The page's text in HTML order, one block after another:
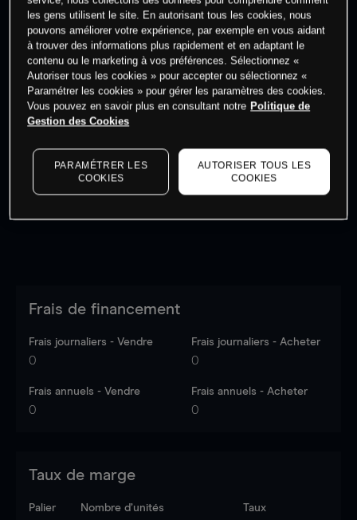
Commencez à trader
dernières données du marché.Log into see latest
market data
Frais de financement
Frais journaliers - Vendre
0
Frais journaliers - Acheter
0
Frais annuels - Vendre
0
Frais annuels - Acheter
0
Taux de marge
Palier Nombre d’unités Taux
les gens utilisent le site. En autorisant tous les cookies, nous
pouvons améliorer votre expérience, par exemple en vous aidant
à trouver des informations plus rapidement et en adaptant le
contenu ou le marketing à vos préférences. Sélectionnez «
Autoriser tous les cookies » pour accepter ou sélectionnez «
Paramétrer les cookies » pour gérer les paramètres des cookies.
Vous pouvez en savoir plus en consultant notre Politique de
Gestion des Cookies
PARAMÉTRER LES
COOKIES
AUTORISER TOUS LES
COOKIES